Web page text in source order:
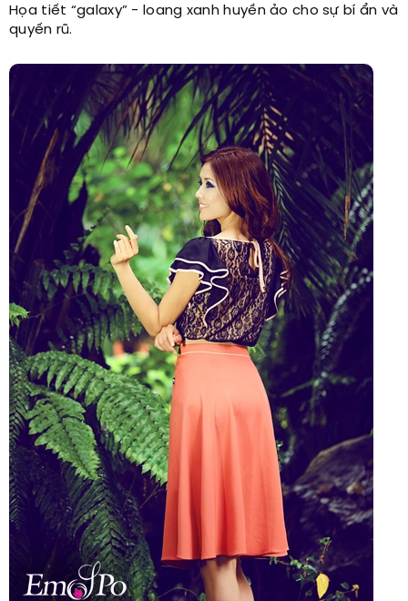
Họa tiết “galaxy” - loang xanh huyền ảo cho sự bí ẩn và
quyến rũ.